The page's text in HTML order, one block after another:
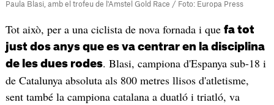
Paula Blasi, amb el trofeu de l'Amstel Gold Race / Foto: Europa Press
Tot això, per a una ciclista de nova fornada i que fa tot
just dos anys que es va centrar en la disciplina
de les dues rodes. Blasi, campiona d'Espanya sub-18 i
de Catalunya absoluta als 800 metres llisos d'atletisme,
sent també la campiona catalana a duatló i triatló, va